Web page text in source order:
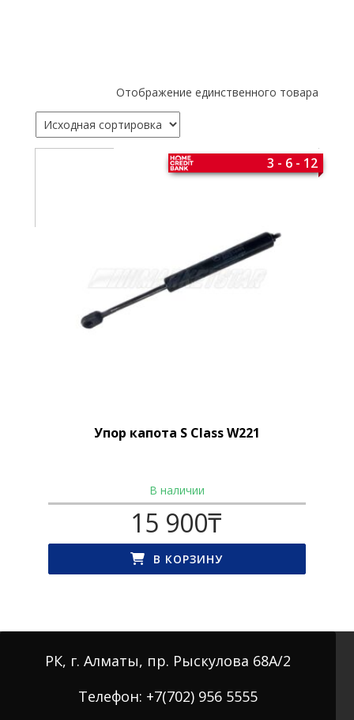
Отображение единственного товара
Упор капота S Class W221
3 - 6 - 12
В наличии
15 900₸
В КОРЗИНУ
РК, г. Алматы, пр. Рыскулова 68А/2
Телефон: +7(702) 956 5555